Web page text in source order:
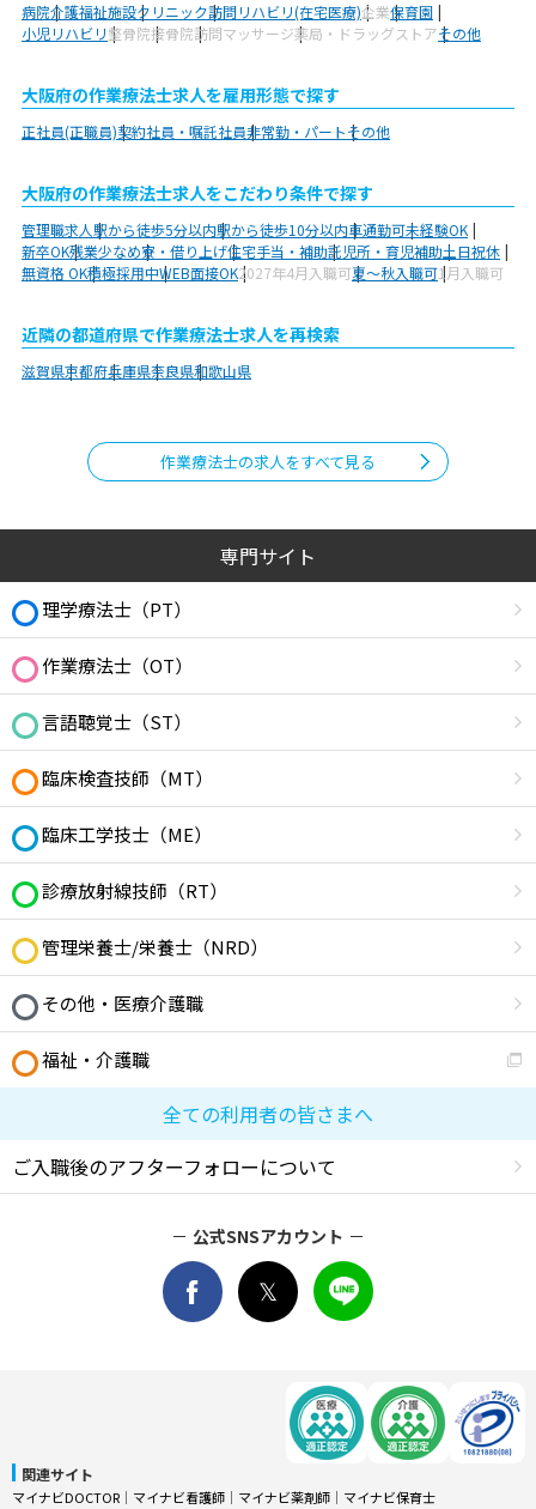
病院介護福祉施設クリニック訪問リハビリ(在宅医療)企業保育園
小児リハビリ整骨院接骨院訪問マッサージ薬局・ドラッグストアその他
大阪府の作業療法士求人を雇用形態で探す
正社員(正職員)契約社員・嘱託社員非常勤・パートその他
大阪府の作業療法士求人をこだわり条件で探す
管理職求人駅から徒歩5分以内駅から徒歩10分以内車通勤可未経験OK
新卒OK残業少なめ寮・借り上げ住宅手当・補助託児所・育児補助土日祝休
無資格 OK積極採用中WEB面接OK2027年4月入職可夏～秋入職可1月入職可
近隣の都道府県で作業療法士求人を再検索
滋賀県京都府兵庫県奈良県和歌山県
作業療法士の求人をすべて見る
専門サイト
理学療法士（PT）
作業療法士（OT）
言語聴覚士（ST）
臨床検査技師（MT）
臨床工学技士（ME）
診療放射線技師（RT）
管理栄養士/栄養士（NRD）
その他・医療介護職
福祉・介護職
全ての利用者の皆さまへ
ご入職後のアフターフォローについて
公式SNSアカウント
関連サイト
マイナビDOCTOR │ マイナビ看護師 │ マイナビ薬剤師 │ マイナビ保育士